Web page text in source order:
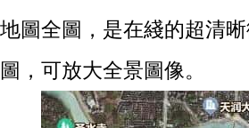
地圖全圖，是在綫的超清
圖，可放大全景圖像。